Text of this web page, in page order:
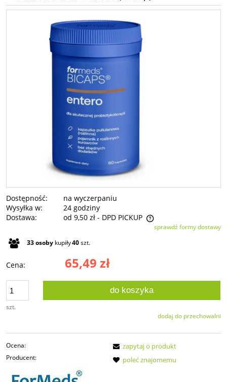
Dostępność:
na wyczerpaniu
Wysyłka w:
24 godziny
Dostawa:
od 9,50 zł - DPD PICKUP
Cena nie zawiera ewentualnych kosztów płatnościsprawdź formy dostawy
33osoby kupiły40szt.
Cena: 65,49 zł
szt.
do koszyka
dodaj do przechowalni
Ocena:
Producent:
zapytaj o produkt
poleć znajomemu